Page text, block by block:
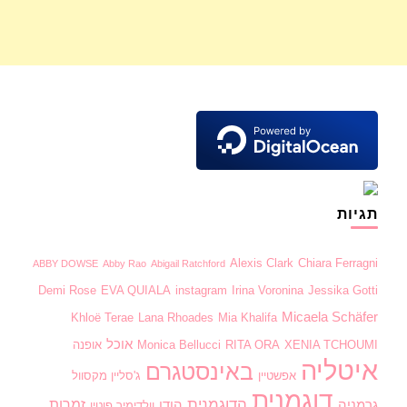
תגיות
ABBY DOWSE Abby Rao Abigail Ratchford Alexis Clark Chiara Ferragni
Demi Rose EVA QUIALA instagram Irina Voronina Jessika Gotti
Khloë Terae
Lana Rhoades Mia Khalifa Micaela Schäfer
Monica Bellucci RITA ORA XENIA TCHOUMI אוכל אופנה
איטליה אפשטיין באינסטגרם ג'סליין מקסוול
דוגמנית